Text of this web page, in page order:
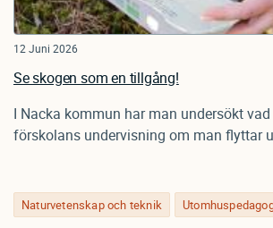
Naturvetenskap och teknik
12 Juni 2026
Se skogen som en tillgång!
I Nacka kommun har man undersökt
förskolans undervisning om man flyttar